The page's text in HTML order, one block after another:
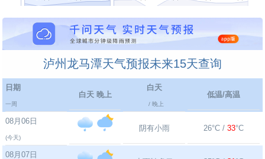
泸州龙马潭天气预报未来15天查询
日期
一周
白天 晚上
白天
/ 晚上
低温/高温
08月06日
(今天)
阴有小雨 26°C / 33°C
08月07日